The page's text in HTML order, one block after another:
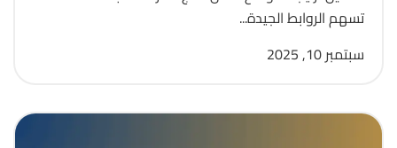
تسهم الروابط الجيدة...
سبتمبر 10, 2025